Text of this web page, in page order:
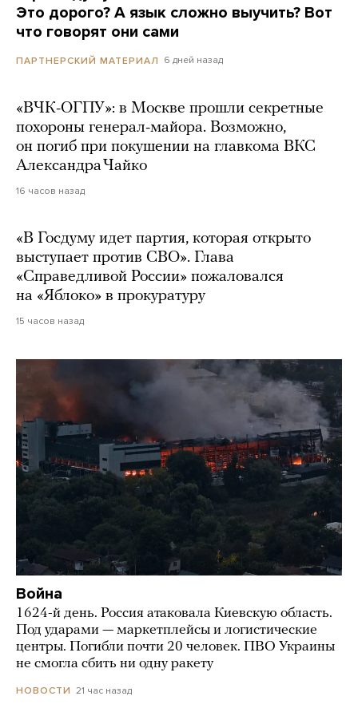
Это дорого? А язык сложно выучить? Вот
что говорят они сами
ПАРТНЕРСКИЙ МАТЕРИАЛ 6 дней назад
«ВЧК-ОГПУ»: в Москве прошли секретные
похороны генерал-майора. Возможно,
он погиб при покушении на главкома ВКС
Александра Чайко
16 часов назад
«В Госдуму идет партия, которая открыто
выступает против СВО». Глава
«Справедливой России» пожаловался
на «Яблоко» в прокуратуру
15 часов назад
Война
1624-й день. Россия атаковала Киевскую область.
Под ударами — маркетплейсы и логистические
центры. Погибли почти 20 человек. ПВО Украины
не смогла сбить ни одну ракету
НОВОСТИ 21 час назад